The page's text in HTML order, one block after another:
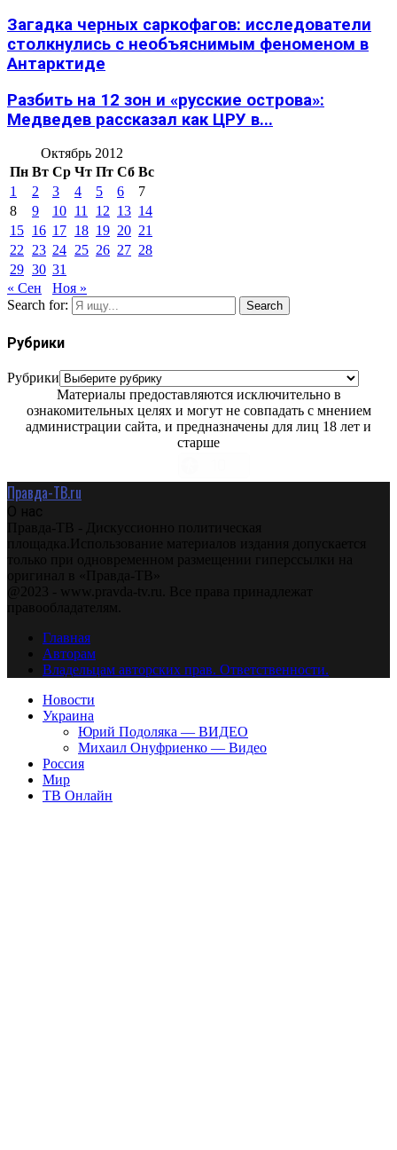
Загадка черных саркофагов: исследователи
столкнулись с необъяснимым феноменом в
Антарктиде
Разбить на 12 зон и «русские острова»:
Медведев рассказал как ЦРУ в...
Октябрь 2012
Пн Вт Ср Чт Пт Сб Вс
1
2 3 4 5 6
7
8
9 10 11 12 13 14
15 16 17 18 19 20 21
22
23 24 25 26 27 28
29 30 31
« Сен
Ноя »
Search for:
Search
Рубрики
Рубрики
Материалы предоставляются исключительно в
ознакомительных целях и могут не совпадать с мнением
администрации сайта, и предназначены для лиц 18 лет и
старше
Правда-ТВ.ru
О нас
Правда-ТВ - Дискуссионно политическая
площадка.Использование материалов издания допускается
только при одновременном размещении гиперссылки на
оригинал в «Правда-ТВ»
@2023 - www.pravda-tv.ru. Все права принадлежат
правообладателям.
Главная
Авторам
Владельцам авторских прав. Ответственности.
Новости
Украина
Юрий Подоляка — ВИДЕО
Михаил Онуфриенко — Видео
Россия
Мир
ТВ Онлайн